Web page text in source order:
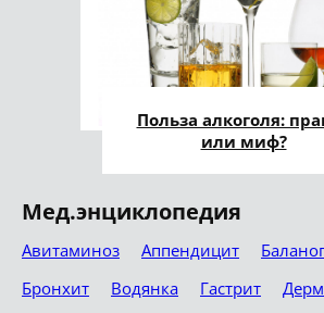
Польза алкоголя:
или миф?
Мед.энциклопедия
Авитаминоз Аппендицит
Бронхит
Водянка Гастрит